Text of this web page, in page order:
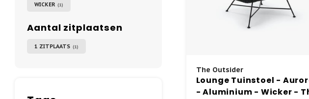
WICKER (1)
Aantal zitplaatsen
1 ZITPLAATS (1)
The Outsider
Lounge Tuinstoel -
- Aluminium - Wicker -